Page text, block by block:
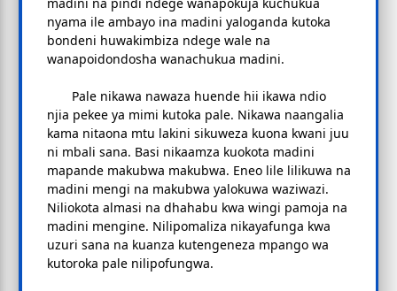
nyama ile ambayo ina madini yaloganda kutoka
bondeni huwakimbiza ndege wale na
wanapoidondosha wanachukua madini.
Pale nikawa nawaza huende hii ikawa ndio
njia pekee ya mimi kutoka pale. Nikawa naangalia
kama nitaona mtu lakini sikuweza kuona kwani juu
ni mbali sana. Basi nikaamza kuokota madini
mapande makubwa makubwa. Eneo lile lilikuwa na
madini mengi na makubwa yalokuwa waziwazi.
Niliokota almasi na dhahabu kwa wingi pamoja na
madini mengine. Nilipomaliza nikayafunga kwa
uzuri sana na kuanza kutengeneza mpango wa
kutoroka pale nilipofungwa.